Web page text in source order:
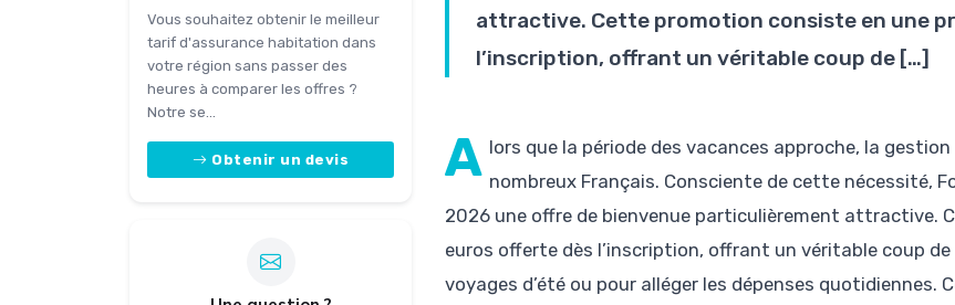
Vous souhaitez obtenir le meilleur
tarif d'assurance habitation dans
votre région sans passer des
heures à comparer les offres ?
Notre se...
Obtenir un devis
attractive. Cette promotion consiste en une
l’inscription, offrant un véritable coup de […]
A lors que la période des vacances approche, la
nombreux Français. Consciente de cette nécessité,
2026 une offre de bienvenue particulièrement attractive.
euros offerte dès l’inscription, offrant un véritable coup
voyages d’été ou pour alléger les dépenses